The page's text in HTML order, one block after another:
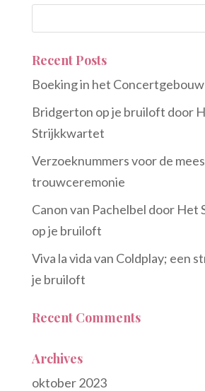
Recent Posts
Boeking in het Concertgebouw
Bridgerton op je bruiloft door
Strijkkwartet
Verzoeknummers voor de
trouwceremonie
Canon van Pachelbel door
op je bruiloft
Viva la vida van Coldplay; een
je bruiloft
Recent Comments
Archives
oktober 2023